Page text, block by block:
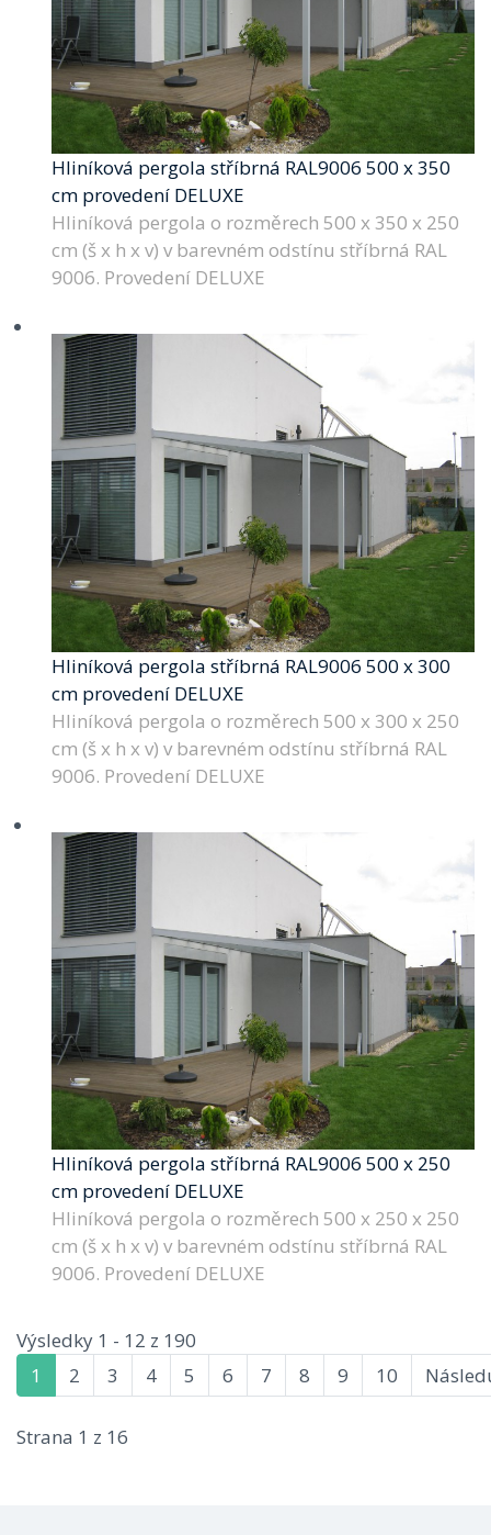
Hliníková pergola stříbrná RAL9006 500 x 350
cm provedení DELUXE
Hliníková pergola o rozměrech 500 x 350 x 250
cm (š x h x v) v barevném odstínu stříbrná RAL
9006. Provedení DELUXE
Hliníková pergola stříbrná RAL9006 500 x 300
cm provedení DELUXE
Hliníková pergola o rozměrech 500 x 300 x 250
cm (š x h x v) v barevném odstínu stříbrná RAL
9006. Provedení DELUXE
Hliníková pergola stříbrná RAL9006 500 x 250
cm provedení DELUXE
Hliníková pergola o rozměrech 500 x 250 x 250
cm (š x h x v) v barevném odstínu stříbrná RAL
9006. Provedení DELUXE
Výsledky 1 - 12 z 190
1
2 3 4 5 6 7 8 9 10
Strana 1 z 16